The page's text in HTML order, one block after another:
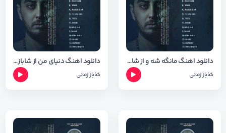
دانلود اهنگ مانگه شه و از شاباز زمانی + متن و شعر
شاباز زمانی
دانلود اهنگ دنیای من از شاباز زمانی + متن و شعر
شاباز زمانی